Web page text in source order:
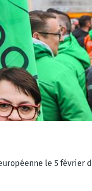
le 5 février